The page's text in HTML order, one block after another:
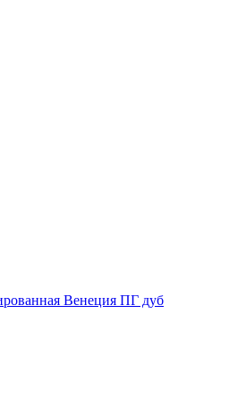
Венеция ПГ дуб